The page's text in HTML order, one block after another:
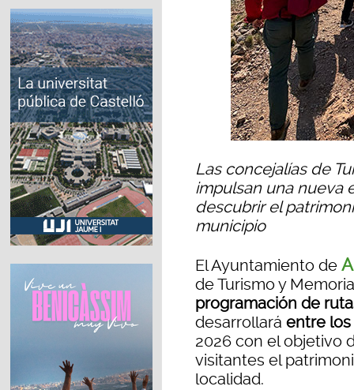
Las concejalías de
impulsan una nueva
descubrir el
municipio
El Ayuntamiento de
de Turismo y
programación de
desarrollará entre los
2026 con el objetivo
visitantes el
localidad.